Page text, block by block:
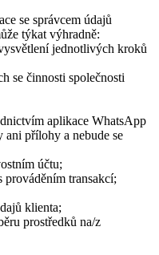
se správcem údajů
týkat výhradně:
jednotlivých kroků
se činnosti společnosti
aplikace WhatsApp
ani přílohy a nebude se
účtu;
transakcí;
klienta;
prostředků na/z